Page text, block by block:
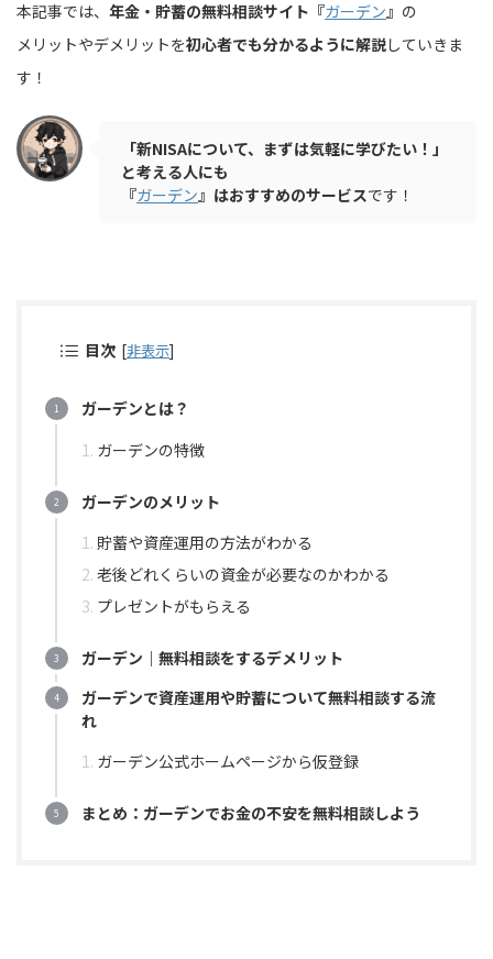
本記事では、 年金・貯蓄の無料相談サイト『ガーデン』 の
メリットやデメリットを初心者でも分かるように解説していきま
す！
「新NISAについて、まずは気軽に学びたい！」
と考える人にも
『ガーデン』はおすすめのサービスです！
目次 [非表示]
ガーデンとは？
ガーデンの特徴
ガーデンのメリット
貯蓄や資産運用の方法がわかる
老後どれくらいの資金が必要なのかわかる
プレゼントがもらえる
ガーデン｜無料相談をするデメリット
ガーデンで資産運用や貯蓄について無料相談する流
れ
ガーデン公式ホームページから仮登録
まとめ：ガーデンでお金の不安を無料相談しよう